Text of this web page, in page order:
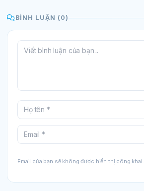
BÌNH LUẬN (0)
Email của bạn sẽ không được hiển thị công khai.